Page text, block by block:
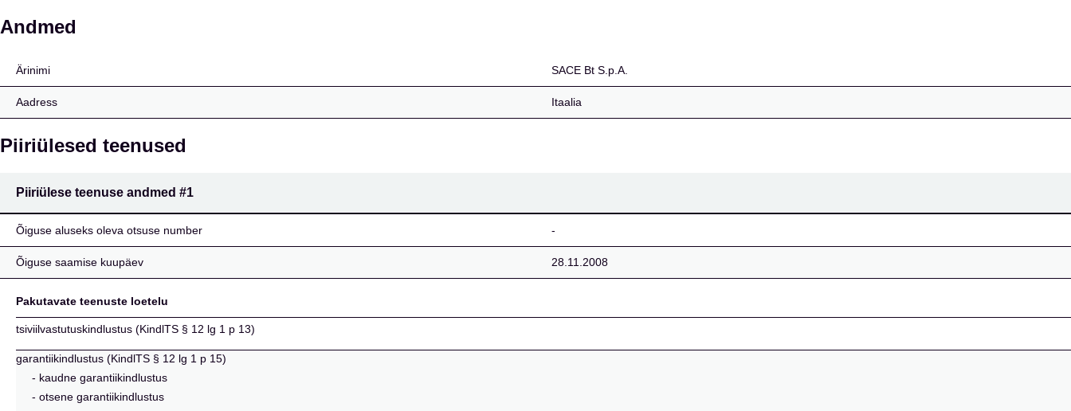
SACE Bt S.p.A.
Andmed
Ärinimi SACE Bt S.p.A.
Aadress Itaalia
Piiriülesed teenused
Piiriülese teenuse andmed #1
Õiguse aluseks oleva otsuse number -
Õiguse saamise kuupäev 28.11.2008
Pakutavate teenuste loetelu
tsiviilvastutuskindlustus (KindlTS § 12 lg 1 p 13)
garantiikindlustus (KindlTS § 12 lg 1 p 15)
- kaudne garantiikindlustus
- otsene garantiikindlustus